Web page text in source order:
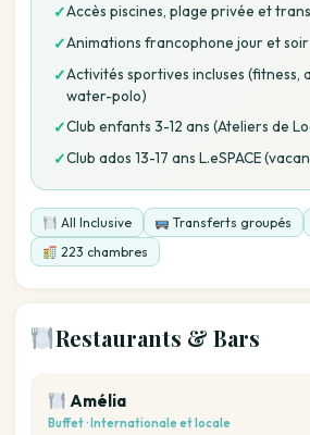
✓Accès piscines, plage privée et
✓Animations francophone jour et soir
✓Activités sportives incluses (fitness,
water-polo)
✓Club enfants 3-12 ans (Ateliers de
✓Club ados 13-17 ans L.eSPACE
All Inclusive Transferts groupés
223 chambres
Restaurants & Bars
Amélia
Buffet · Internationale et locale